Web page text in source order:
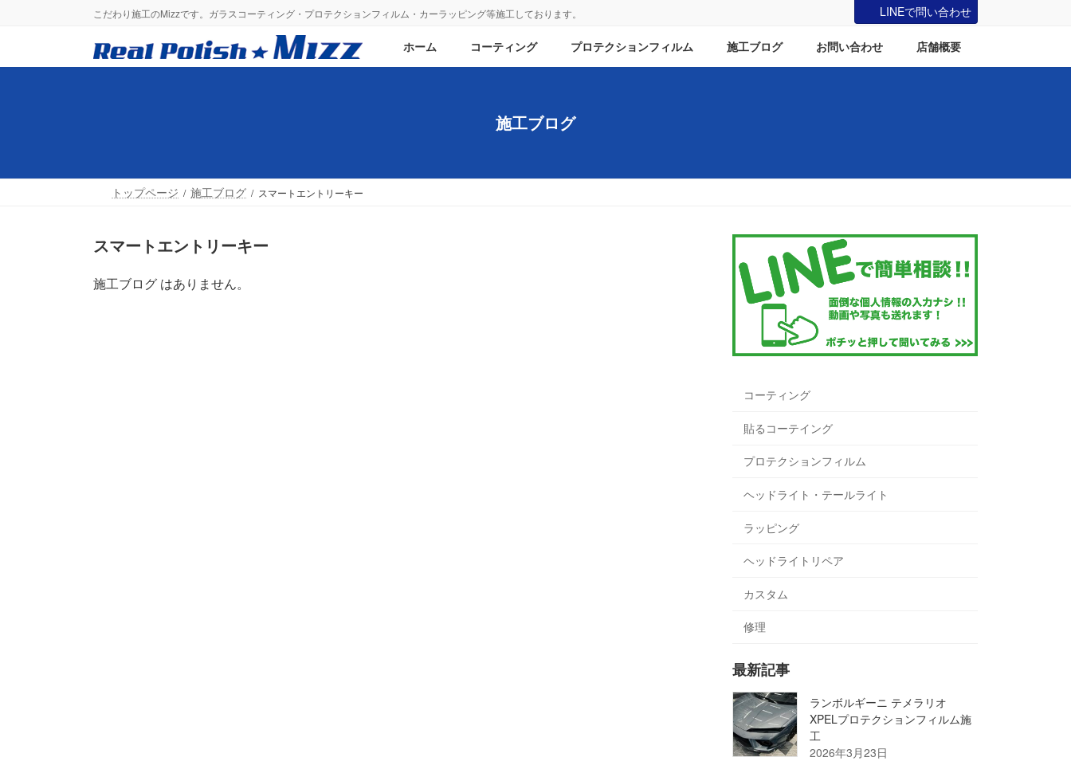
こだわり施工のMizzです。ガラスコーティング・プロテクションフィルム・カーラッピング等施工しております。 LINEで問い合わせ
ホーム コーティング プロテクションフィルム 施工ブログ お問い合わせ 店舗概要
施工ブログ
トップページ 施工ブログ スマートエントリーキー
スマートエントリーキー
施工ブログ はありません。
コーティング
貼るコーテイング
プロテクションフィルム
ヘッドライト・テールライト
ラッピング
ヘッドライトリペア
カスタム
修理
最新記事
ランボルギーニ テメラリオ
XPELプロテクションフィルム施
工
2026年3月23日